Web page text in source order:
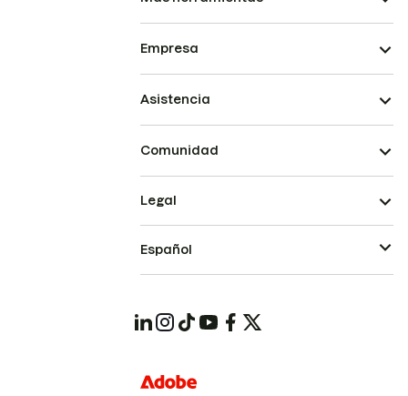
Empresa
Asistencia
Comunidad
Legal
Español